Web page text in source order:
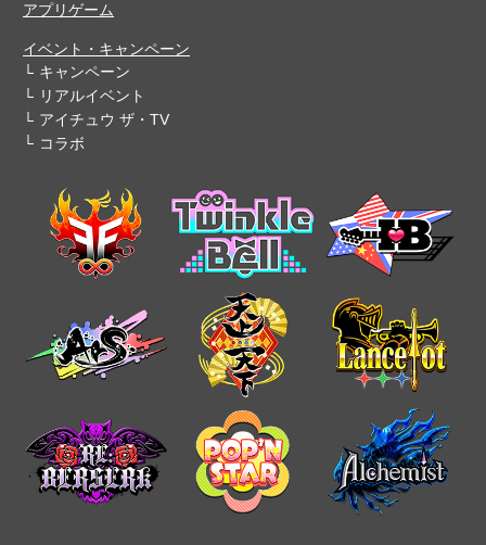
アプリゲーム
イベント・キャンペーン
キャンペーン
リアルイベント
アイチュウ ザ・TV
コラボ